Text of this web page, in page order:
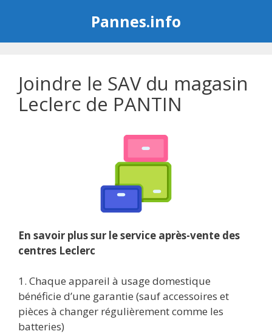
Pannes.info
Joindre le SAV du magasin
Leclerc de PANTIN
En savoir plus sur le service après-vente des
centres Leclerc
1. Chaque appareil à usage domestique
bénéficie d’une garantie (sauf accessoires et
pièces à changer régulièrement comme les
batteries)